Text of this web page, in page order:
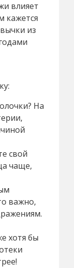
влияет
кажется
из
На
свой
чаще,
важно,
хотя бы